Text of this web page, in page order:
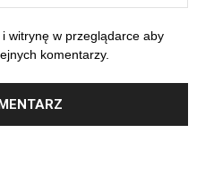
witrynę w przeglądarce aby
komentarzy.